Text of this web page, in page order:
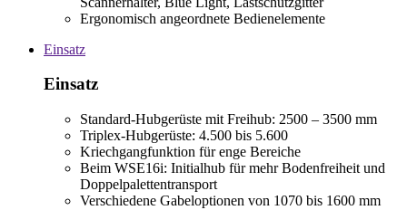
Ergonomisch angeordnete Bedienelemente
Einsatz
Einsatz
Standard-Hubgerüste mit Freihub: 2500 – 3500 mm
Triplex-Hubgerüste: 4.500 bis 5.600
Kriechgangfunktion für enge Bereiche
Beim WSE16i: Initialhub für mehr Bodenfreiheit und
Doppelpalettentransport
Verschiedene Gabeloptionen von 1070 bis 1600 mm